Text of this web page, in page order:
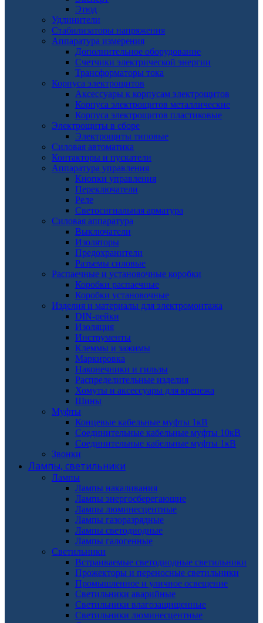
Этюд
Удлинители
Стабилизаторы напряжения
Аппаратура измерения
Дополнительное оборудование
Счетчики электрической энергии
Трансформаторы тока
Корпуса электрощитов
Аксессуары к корпусам электрощитов
Корпуса электрощитов металлические
Корпуса электрощитов пластиковые
Электрощиты в сборе
Электрощиты типовые
Силовая автоматика
Контакторы и пускатели
Аппаратура управления
Кнопки управления
Переключатели
Реле
Светосигнальная арматура
Силовая аппаратура
Выключатели
Изоляторы
Предохранители
Разъемы силовые
Распаечные и установочные коробки
Коробки распаечные
Коробки установочные
Изделия и материалы для электромонтажа
DIN-рейки
Изоляция
Инструменты
Клеммы и зажимы
Маркировка
Наконечники и гильзы
Распределительные изделия
Хомуты и аксессуары для крепежа
Шины
Муфты
Концевые кабельные муфты 1кВ
Соединительные кабельные муфты 10кВ
Соединительные кабельные муфты 1кВ
Звонки
Лампы, светильники
Лампы
Лампы накаливания
Лампы энергосберегающие
Лампы люминесцентные
Лампы газоразрядные
Лампы светодиодные
Лампы галогенные
Светильники
Встраиваемые светодиодные светильники
Прожекторы и переносные светильники
Промышленное и уличное освещение
Светильники аварийные
Светильники влагозащищенные
Светильники люминесцентные